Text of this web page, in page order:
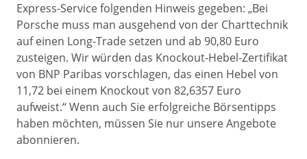
Express-Service folgenden Hinweis gegeben: „Bei
Porsche muss man ausgehend von der Charttechnik
auf einen Long-Trade setzen und ab 90,80 Euro
zusteigen. Wir würden das Knockout-Hebel-Zertifikat
von BNP Paribas vorschlagen, das einen Hebel von
11,72 bei einem Knockout von 82,6357 Euro
aufweist.“ Wenn auch Sie erfolgreiche Börsentipps
haben möchten, müssen Sie nur unsere Angebote
abonnieren.